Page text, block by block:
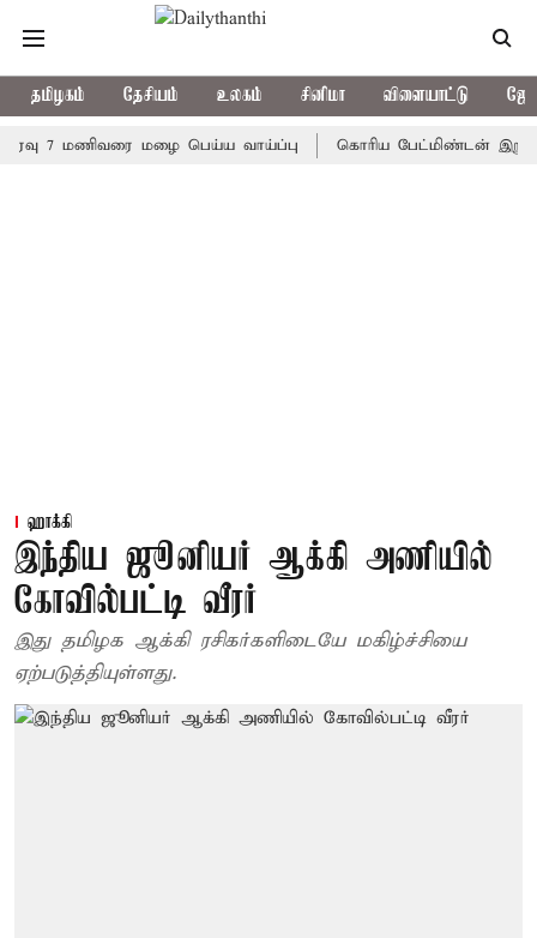
தமிழகம் தேசியம் உலகம் சினிமா விளையாட்டு
மணிவரை மழை பெய்ய வாய்ப்பு கொரிய பேட்மிண்டன் இறுதி
ஹாக்கி
இந்திய ஜூனியர் ஆக்கி அணியில்
கோவில்பட்டி வீரர்
இது தமிழக ஆக்கி ரசிகர்களிடையே மகிழ்ச்சியை
ஏற்படுத்தியுள்ளது.